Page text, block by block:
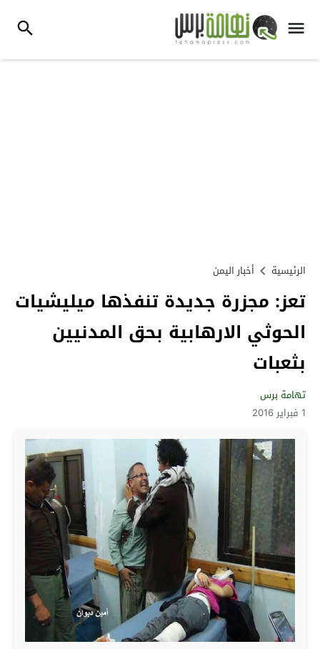
الرئيسية أخبار اليمن
‫‏تعز‬: مجزرة جديدة تنفذها ‫ميليشيات
الحوثي الارهابية‬ بحق المدنيين
بثعبات
تهامة برس
1 فبراير 2016